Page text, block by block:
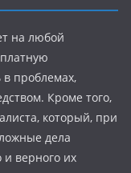
на любой
проблемах,
Кроме того,
который, при
дела
и верного их